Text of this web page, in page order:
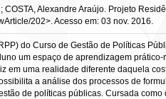
Alexandre Araújo. Projeto
202>. Acesso em: 03 nov. 2016.
do Curso de Gestão de Políticas
um espaço de aprendizagem
em uma realidade diferente daquela
a análise dos processos de
de políticas públicas. Cursada